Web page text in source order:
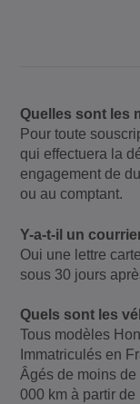
Quelles sont les
Pour toute
qui effectuera la
engagement de
ou au comptant.
Y-a-t-il un
Oui une lettre
sous 30 jours
Quels sont les
Tous modèles
Immatriculés en
Âgés de moins
000 km à partir